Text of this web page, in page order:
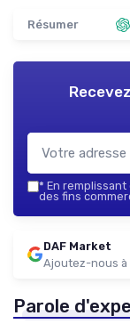
Résumer
* En remplissant
des fins
DAF Market
Ajoutez-nous à
Parole